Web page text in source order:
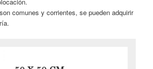
comunes y corrientes, se pueden adquirir